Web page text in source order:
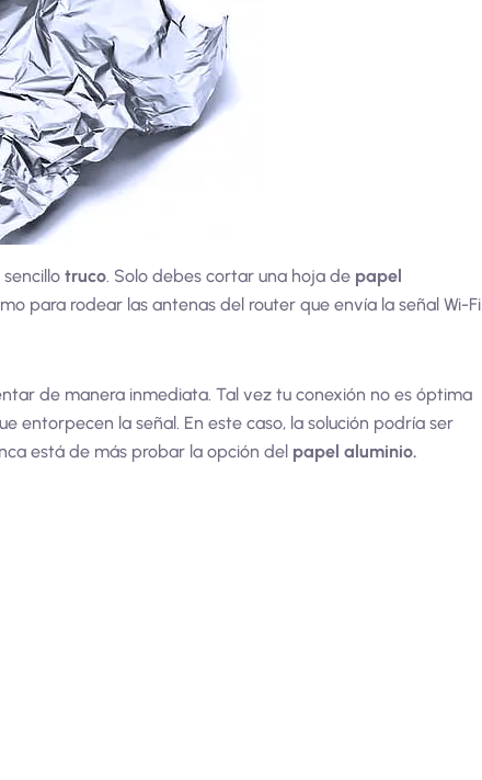
truco. Solo debes cortar una hoja de papel
para rodear las antenas del router que envía la señal Wi-Fi
de manera inmediata. Tal vez tu conexión no es óptima
entorpecen la señal. En este caso, la solución podría ser
está de más probar la opción del papel aluminio.